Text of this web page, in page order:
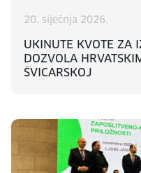
20. siječnja 2026.
UKINUTE KVOTE ZA
DOZVOLA
ŠVICARSKOJ